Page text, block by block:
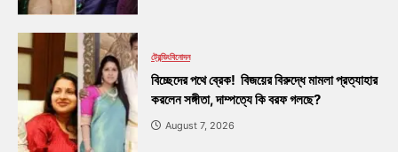
ট্রেন্ডিংবিনোদন
বিচ্ছেদের পথে ব্রেক! বিজয়ের বিরুদ্ধে মামলা প্রত্যাহার
করলেন সঙ্গীতা, দাম্পত্যে কি বরফ গলছে?
August 7, 2026